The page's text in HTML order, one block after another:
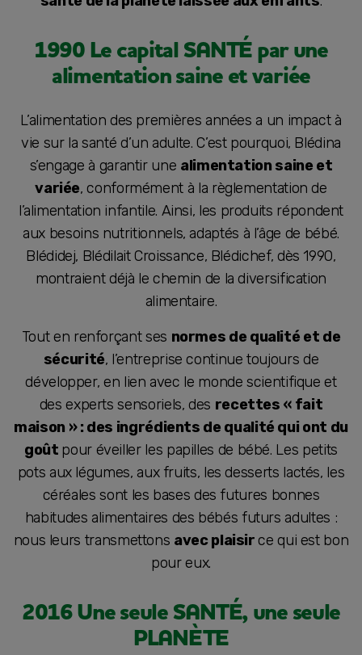
1990 Le capital SANTÉ par une
alimentation saine et variée
L’alimentation des premières années a un impact à
vie sur la santé d’un adulte. C’est pourquoi, Blédina
s’engage à garantir une alimentation saine et
variée, conformément à la règlementation de
l’alimentation infantile. Ainsi, les produits répondent
aux besoins nutritionnels, adaptés à l’âge de bébé.
Blédidej, Blédilait Croissance, Blédichef, dès 1990,
montraient déjà le chemin de la diversification
alimentaire.
Tout en renforçant ses normes de qualité et de
sécurité, l’entreprise continue toujours de
développer, en lien avec le monde scientifique et
des experts sensoriels, des recettes « fait
maison » : des ingrédients de qualité qui ont du
goût pour éveiller les papilles de bébé. Les petits
pots aux légumes, aux fruits, les desserts lactés, les
céréales sont les bases des futures bonnes
habitudes alimentaires des bébés futurs adultes :
nous leurs transmettons avec plaisirce qui est bon
pour eux.
2016 Une seule SANTÉ, une seule
PLANÈTE